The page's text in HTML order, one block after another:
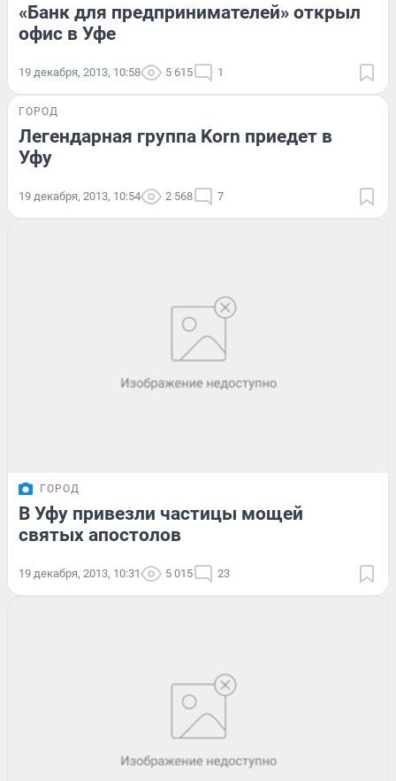
«Банк для предпринимателей» открыл
офис в Уфе
19 декабря, 2013, 10:58 5 615 1
ГОРОД
Легендарная группа Korn приедет в
Уфу
19 декабря, 2013, 10:54 2 568 7
ГОРОД
В Уфу привезли частицы мощей
святых апостолов
19 декабря, 2013, 10:31 5 015 23